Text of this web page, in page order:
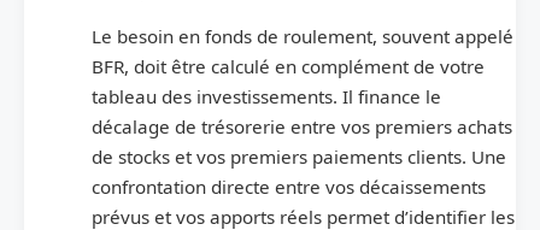
Le besoin en fonds de roulement, souvent appelé
BFR, doit être calculé en complément de votre
tableau des investissements. Il finance le
décalage de trésorerie entre vos premiers achats
de stocks et vos premiers paiements clients. Une
confrontation directe entre vos décaissements
prévus et vos apports réels permet d’identifier les